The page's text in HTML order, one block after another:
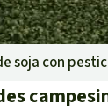
soja con